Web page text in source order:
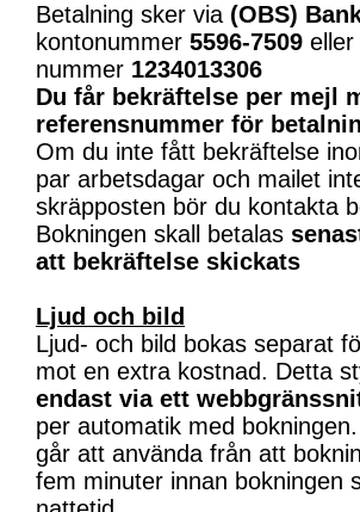
Betalning sker via (OBS)
kontonummer 5596-7509 eller
nummer 1234013306
Du får bekräftelse per mejl
referensnummer för
Om du inte fått bekräftelse
par arbetsdagar och mailet
skräpposten bör du kontakta
Bokningen skall betalas
att bekräftelse skickats
Ljud och bild
Ljud- och bild bokas separat
mot en extra kostnad. Detta
endast via ett
per automatik med
går att använda från att
fem minuter innan bokningen